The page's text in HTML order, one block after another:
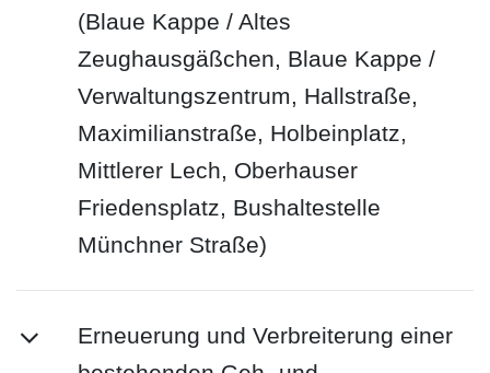
(Blaue Kappe / Altes
Zeughausgäßchen, Blaue Kappe /
Verwaltungszentrum, Hallstraße,
Maximilianstraße, Holbeinplatz,
Mittlerer Lech, Oberhauser
Friedensplatz, Bushaltestelle
Münchner Straße)
Erneuerung und Verbreiterung einer